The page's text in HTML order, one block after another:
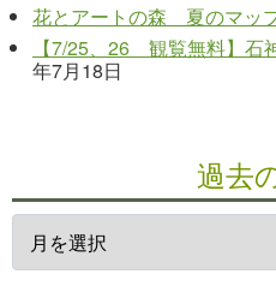
花とアートの森 夏のマッ
【7/25、26 観覧無料】石
年7月18日
過去